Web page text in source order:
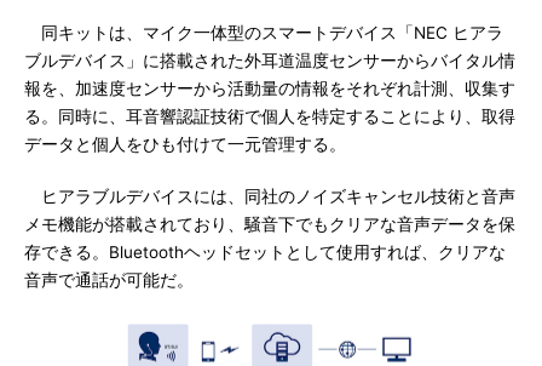
同キットは、マイク一体型のスマートデバイス「NEC ヒアラ
ブルデバイス」に搭載された外耳道温度センサーからバイタル情
報を、加速度センサーから活動量の情報をそれぞれ計測、収集す
る。同時に、耳音響認証技術で個人を特定することにより、取得
データと個人をひも付けて一元管理する。
ヒアラブルデバイスには、同社のノイズキャンセル技術と音声
メモ機能が搭載されており、騒音下でもクリアな音声データを保
存できる。Bluetoothヘッドセットとして使用すれば、クリアな
音声で通話が可能だ。